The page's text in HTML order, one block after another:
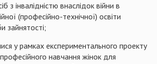
з інвалідністю внаслідок війни в
(професійно-технічної) освіти
зайнятості;
у рамках експериментального проекту
навчання жінок для